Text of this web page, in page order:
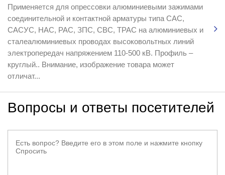
Применяется для опрессовки алюминиевыми зажимами
соединительной и контактной арматуры типа САС,
САСУС, НАС, РАС, ЗПС, СВС, ТРАС на алюминиевых и
сталеалюминиевых проводах высоковольтных линий
электропередач напряжением 110-500 кВ. Профиль –
круглый.. Внимание, изображение товара может
отличат...
Вопросы и ответы посетителей